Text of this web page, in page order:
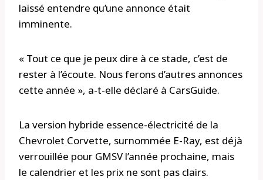
laissé entendre qu’une annonce était
imminente.
« Tout ce que je peux dire à ce stade, c’est de
rester à l’écoute. Nous ferons d’autres annonces
cette année », a-t-elle déclaré à CarsGuide.
La version hybride essence-électricité de la
Chevrolet Corvette, surnommée E-Ray, est déjà
verrouillée pour GMSV l’année prochaine, mais
le calendrier et les prix ne sont pas clairs.